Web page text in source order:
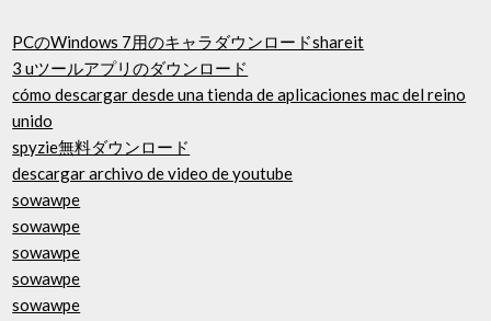
PCのWindows 7用のキャラダウンロードshareit
3 uツールアプリのダウンロード
cómo descargar desde una tienda de aplicaciones mac del reino
unido
spyzie無料ダウンロード
descargar archivo de video de youtube
sowawpe
sowawpe
sowawpe
sowawpe
sowawpe